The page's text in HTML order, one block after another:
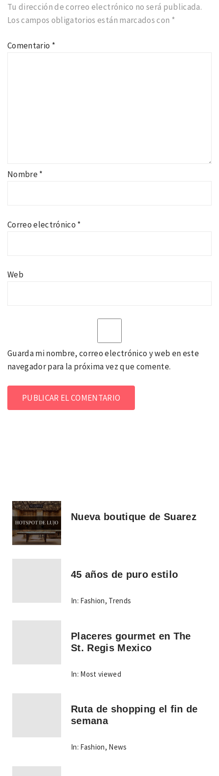
Tu dirección de correo electrónico no será publicada.
Los campos obligatorios están marcados con *
Comentario *
Nombre*
Correo electrónico *
Web
Guarda mi nombre, correo electrónico y web en este
navegador para la próxima vez que comente.
Nueva boutique de Suarez
45 años de puro estilo
In: Fashion, Trends
Placeres gourmet en The
St. Regis Mexico
In: Most viewed
Ruta de shopping el fin de
semana
In: Fashion, News